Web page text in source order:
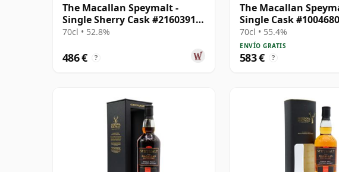
The Macallan Speymalt -
Single Sherry Cask #21603913
1998 26 años
70cl • 52.8%
486 € ?
The Macallan
Single Cask
años
70cl • 55.4%
ENVÍO GRATIS
583 € ?